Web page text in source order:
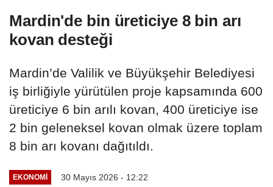
Mardin'de bin üreticiye 8 bin arı
kovan desteği
Mardin’de Valilik ve Büyükşehir Belediyesi
iş birliğiyle yürütülen proje kapsamında 600
üreticiye 6 bin arılı kovan, 400 üreticiye ise
2 bin geleneksel kovan olmak üzere toplam
8 bin arı kovanı dağıtıldı.
EKONOMI 30 Mayıs 2026 - 12:22